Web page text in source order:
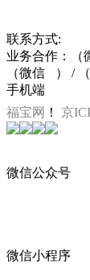
联系方式:
业务合作：
（微信
） /
手机端
微信公众号
微信小程序
福宝网 ！ 京